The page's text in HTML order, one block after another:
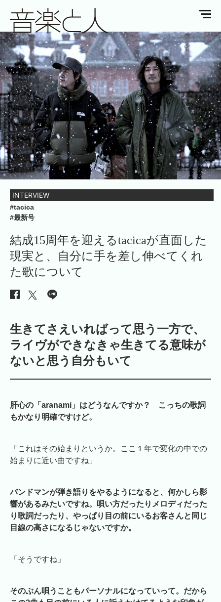
INTERVIEW
#tacica
#最新号
結成15周年を迎えるtacicaが直面した
現実と、自分に手を差し伸べてくれ
た歌について
生きてさえいればって思う一方で、
ライヴができなきゃ生きてる意味が
ないと思う自分もいて
肝心の「aranami」はどうなんですか？
こっちの歌詞
もかなり明確ですけど。
「これはその始まりというか。ここ１年で変化の中での
始まりに近い曲ですね」
バンドマンが弾き語りをやるようになると、何かしら影
響があるみたいですね。唄い方だったりメロディだった
り歌詞だったり、やっぱり目の前にいるお客さんと同じ
目線の高さになるじゃないですか。
「そうですね」
そのぶん唄うこともパーソナルになっていって。だから